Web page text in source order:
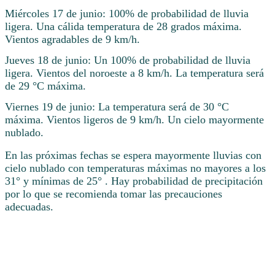
Miércoles 17 de junio: 100% de probabilidad de lluvia
ligera. Una cálida temperatura de 28 grados máxima.
Vientos agradables de 9 km/h.
Jueves 18 de junio: Un 100% de probabilidad de lluvia
ligera. Vientos del noroeste a 8 km/h. La temperatura será
de 29 °C máxima.
Viernes 19 de junio: La temperatura será de 30 °C
máxima. Vientos ligeros de 9 km/h. Un cielo mayormente
nublado.
En las próximas fechas se espera mayormente lluvias con
cielo nublado con temperaturas máximas no mayores a los
31° y mínimas de 25° . Hay probabilidad de precipitación
por lo que se recomienda tomar las precauciones
adecuadas.